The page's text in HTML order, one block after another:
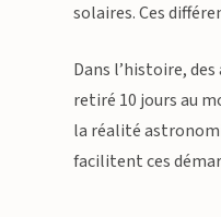
solaires. Ces
Dans l’histoire,
retiré 10 jours au
la réalité
facilitent ces